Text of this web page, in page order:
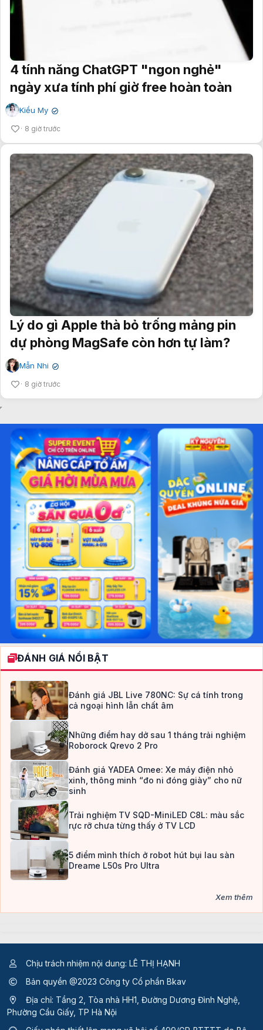
4 tính năng ChatGPT "ngon nghẻ"
ngày xưa tính phí giờ free hoàn toàn
Kiều My ✔
8 giờ trước
Lý do gì Apple thà bỏ trống mảng pin
dự phòng MagSafe còn hơn tự làm?
Mẫn Nhi ✔
8 giờ trước
ĐÁNH GIÁ NỔI BẬT
Đánh giá JBL Live 780NC: Sự cá tính trong
cả ngoại hình lẫn chất âm
Những điểm hay dở sau 1 tháng trải nghiệm
Roborock Qrevo 2 Pro
Đánh giá YADEA Omee: Xe máy điện nhỏ
xinh, thông minh “đo ni đóng giày” cho nữ
sinh
Trải nghiệm TV SQD-MiniLED C8L: màu sắc
rực rỡ chưa từng thấy ở TV LCD
5 điểm mình thích ở robot hút bụi lau sàn
Dreame L50s Pro Ultra
Xem thêm
Chịu trách nhiệm nội dung: LÊ THỊ HẠNH
Bản quyền @2023 Công ty Cổ phần Bkav
Địa chỉ: Tầng 2, Tòa nhà HH1, Đường Dương Đình Nghệ,
Phường Cầu Giấy, TP Hà Nội